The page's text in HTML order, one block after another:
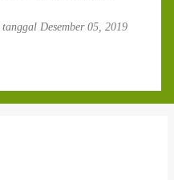
tanggal Desember 05, 2019